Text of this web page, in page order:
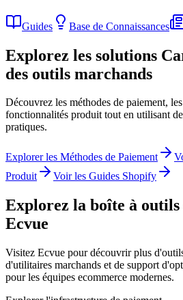
Guides Base de Connaissances
Explorez les solutions
des outils marchands
Découvrez les méthodes de paiement,
fonctionnalités produit tout en utilisant
pratiques.
Explorer les Méthodes de Paiement
Produit
Voir les Guides Shopify
Explorez la boîte à
Ecvue
Visitez Ecvue pour découvrir plus
d'utilitaires marchands et de support
pour les équipes ecommerce modernes.